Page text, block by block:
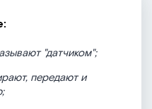
"датчиком";
передают и